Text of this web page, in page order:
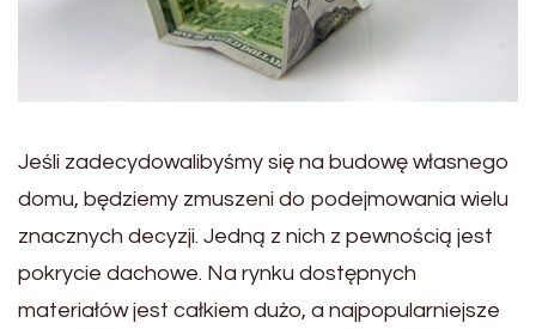
Jeśli zadecydowalibyśmy się na budowę własnego
domu, będziemy zmuszeni do podejmowania wielu
znacznych decyzji. Jedną z nich z pewnością jest
pokrycie dachowe. Na rynku dostępnych
materiałów jest całkiem dużo, a najpopularniejsze